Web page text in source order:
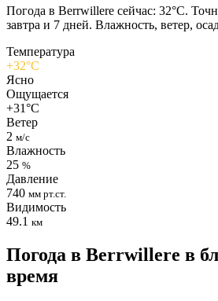
Погода в Berrwillerе сейчас: 32°C.
завтра и 7 дней. Влажность, ветер,
Температура
+32°C
Ясно
Ощущается
+31°C
Ветер
2 м/с
Влажность
25 %
Давление
740 мм рт.ст.
Видимость
49.1 км
Погода в Berrwillerе в
время